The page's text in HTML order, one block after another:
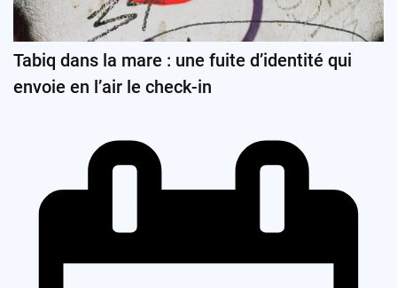
Tabiq dans la mare : une fuite d’identité qui
envoie en l’air le check-in